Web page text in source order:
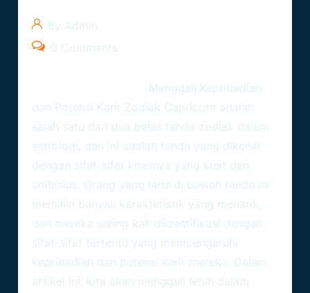
By Admin
0 Comments
Menggali Kepribadian
dan Potensi Karir Zodiak Capricorn adalah
salah satu dari dua belas tanda zodiak dalam
astrologi, dan ini adalah tanda yang dikenal
dengan sifat-sifat khasnya yang kuat dan
ambisius. Orang yang lahir di bawah tanda ini
memiliki banyak karakteristik yang menarik,
dan mereka sering kali diidentifikasi dengan
sifat-sifat tertentu yang mempengaruhi
kepribadian dan potensi karir mereka. Dalam
artikel ini, kita akan menggali lebih dalam